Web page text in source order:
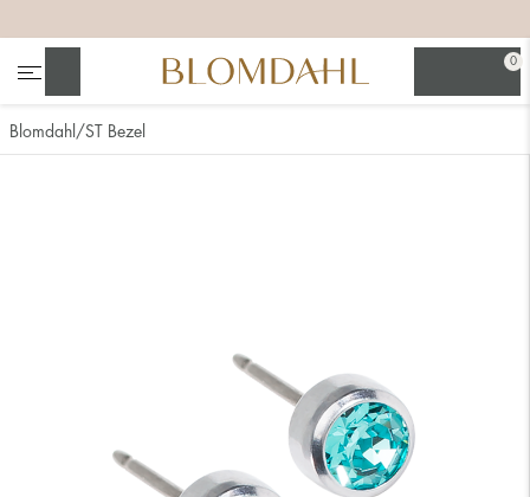
0
Blomdahl ST Bezel